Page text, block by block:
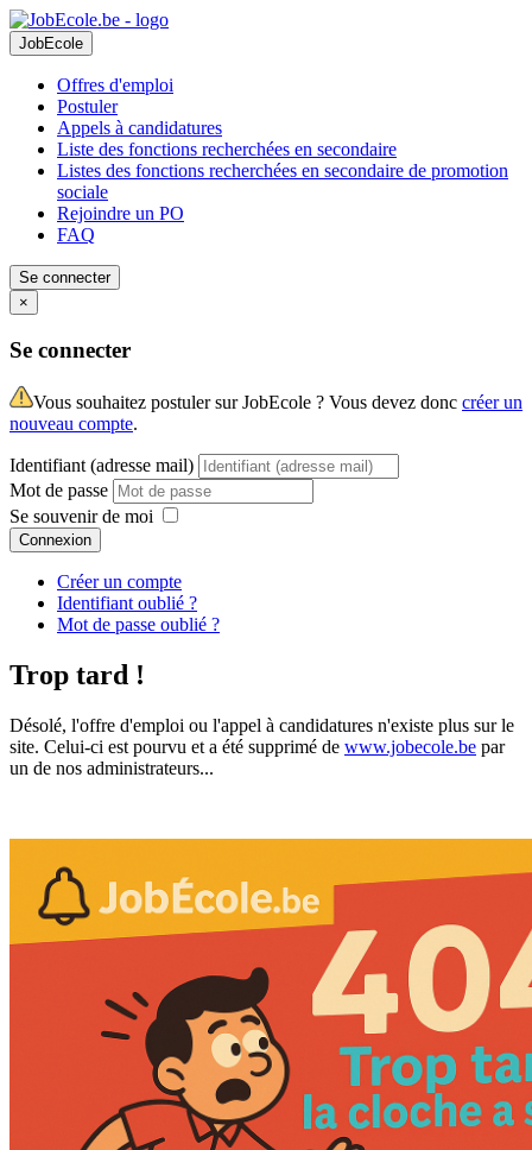
JobEcole
Offres d'emploi
Postuler
Appels à candidatures
Liste des fonctions recherchées en secondaire
Listes des fonctions recherchées en secondaire de promotion
sociale
Rejoindre un PO
FAQ
Se connecter
×
Se connecter
Vous souhaitez postuler sur JobEcole ? Vous devez donc créer un
nouveau compte.
Identifiant (adresse mail)
Mot de passe
Se souvenir de moi
Connexion
Créer un compte
Identifiant oublié ?
Mot de passe oublié ?
Trop tard !
Désolé, l'offre d'emploi ou l'appel à candidatures n'existe plus sur le
site. Celui-ci est pourvu et a été supprimé de www.jobecole.be par
un de nos administrateurs...